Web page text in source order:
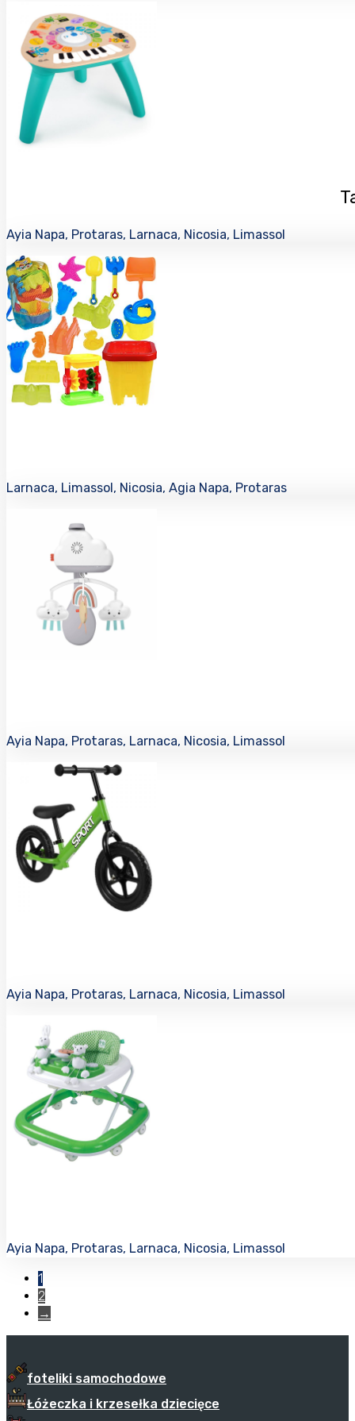
Ayia Napa, Protaras, Larnaca, Nicosia, Limassol
Larnaca, Limassol, Nicosia, Agia Napa, Protaras
Ayia Napa, Protaras, Larnaca, Nicosia, Limassol
Ayia Napa, Protaras, Larnaca, Nicosia, Limassol
Ayia Napa, Protaras, Larnaca, Nicosia, Limassol
1
2
→
foteliki samochodowe
Łóżeczka i krzesełka dziecięce